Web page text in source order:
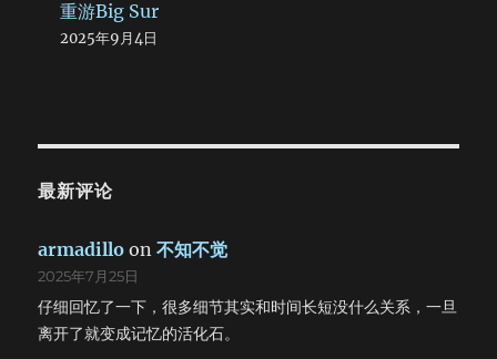
重游Big Sur
2025年9月4日
最新评论
armadillo on不知不觉
2025年7月25日
仔细回忆了一下，很多细节其实和时间长短没什么关系，一旦
离开了就变成记忆的活化石。